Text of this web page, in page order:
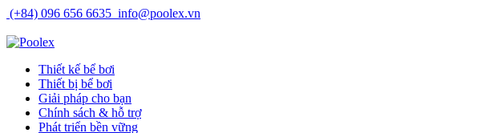
Skip
content
(+84) 096 656 6635 info@poolex.vn
Thiết kế bể bơi
Thiết bị bể bơi
Giải pháp cho bạn
Chính sách & hỗ trợ
Phát triển bền vững